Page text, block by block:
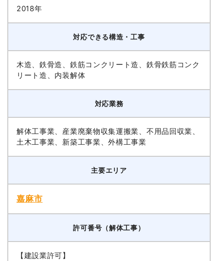
2018年
対応できる構造・工事
木造、鉄骨造、鉄筋コンクリート造、鉄骨鉄筋コンク
リート造、内装解体
対応業務
解体工事業、産業廃棄物収集運搬業、不用品回収業、
土木工事業、新築工事業、外構工事業
主要エリア
嘉麻市
許可番号（解体工事）
【建設業許可】